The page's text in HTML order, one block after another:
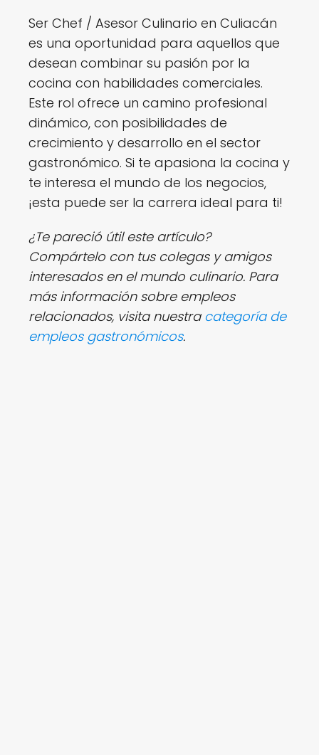
Ser Chef / Asesor Culinario en Culiacán
es una oportunidad para aquellos que
desean combinar su pasión por la
cocina con habilidades comerciales.
Este rol ofrece un camino profesional
dinámico, con posibilidades de
crecimiento y desarrollo en el sector
gastronómico. Si te apasiona la cocina y
te interesa el mundo de los negocios,
¡esta puede ser la carrera ideal para ti!
¿Te pareció útil este artículo?
Compártelo con tus colegas y amigos
interesados en el mundo culinario. Para
más información sobre empleos
relacionados, visita nuestra categoría de
empleos gastronómicos.